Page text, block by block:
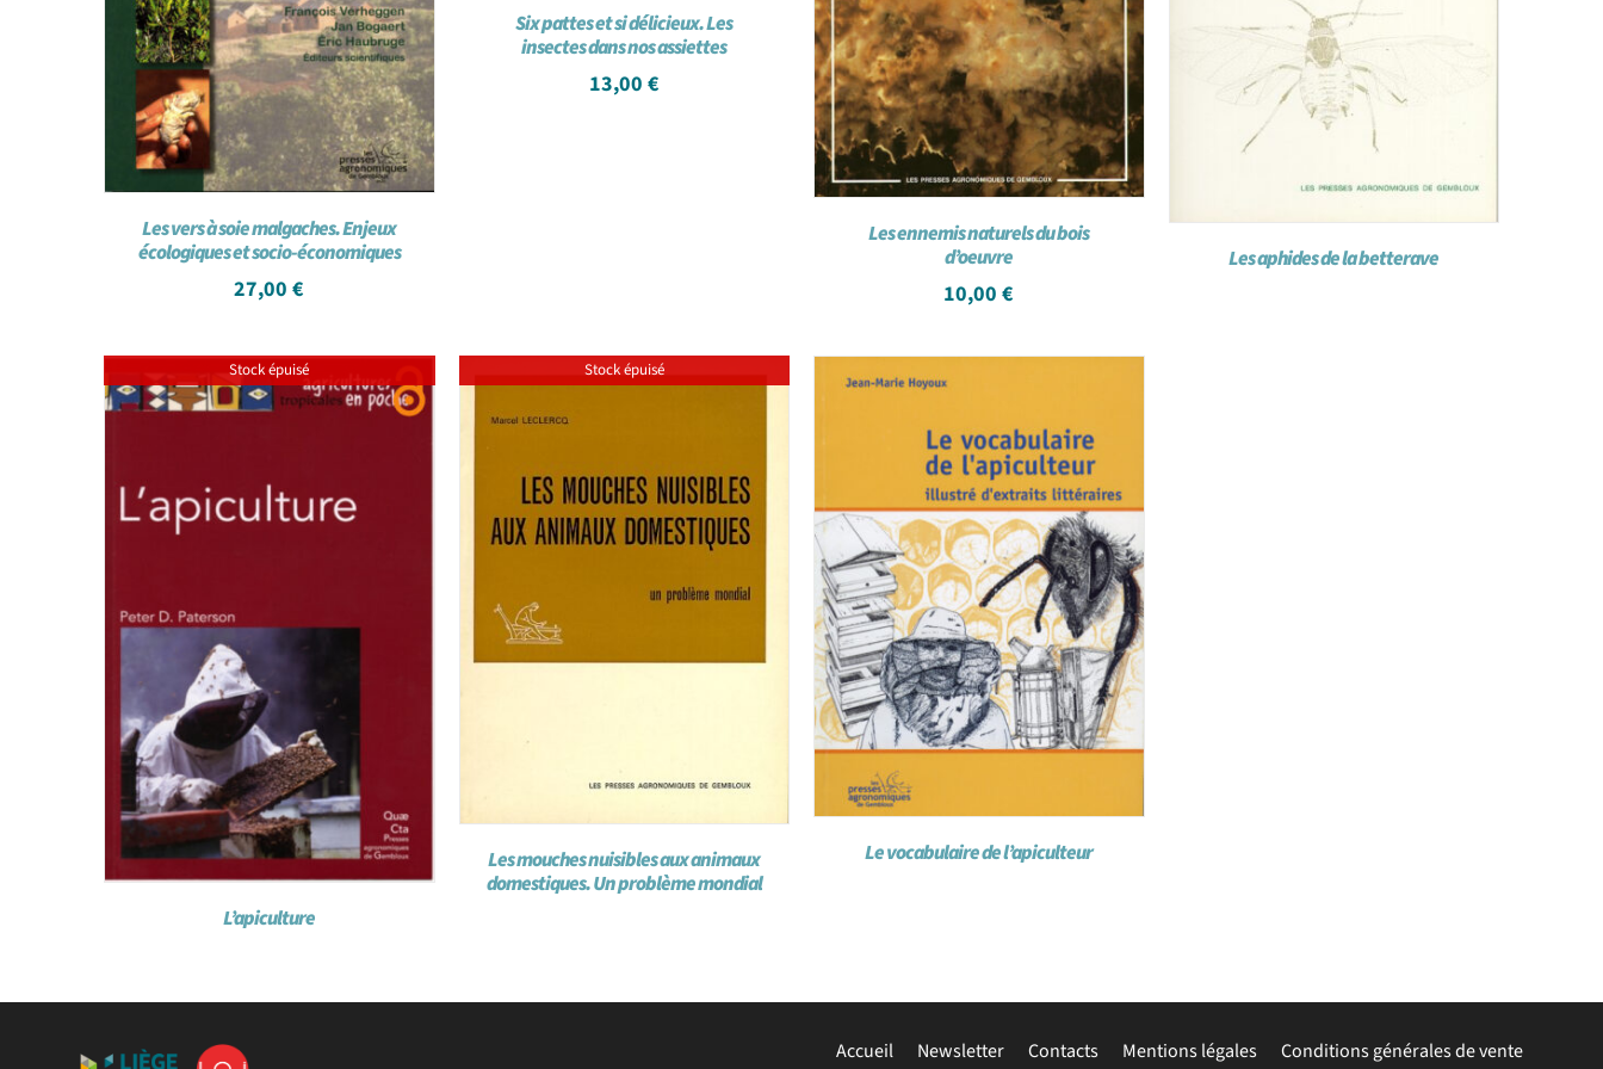
Les vers à soie malgaches. Enjeux
écologiques et socio-économiques
27,00€
Six pattes et si délicieux. Les
insectes dans nos assiettes
13,00 €
Les ennemis naturels du bois
d’oeuvre
10,00€
Les aphides de la betterave
Stock épuisé
L’apiculture
Stock épuisé
Les mouches nuisibles aux animaux
domestiques. Un problème mondial
Le vocabulaire de l’apiculteur
Accueil Newsletter Contacts Mentions légales Conditions générales de vente